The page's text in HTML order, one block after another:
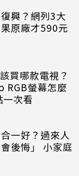
興？網列3大
原廠才590元
買哪款電視？
RGB螢幕怎麼
次看
一好？過來人
後悔」 小家庭